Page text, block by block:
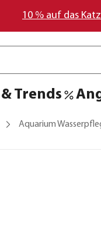
10 % auf das
Trends
Aquarium